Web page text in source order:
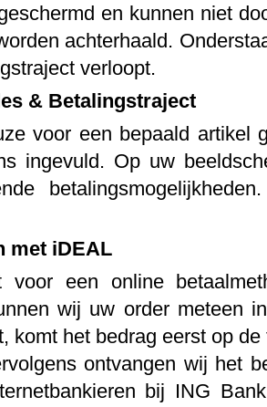
en kunnen niet
achterhaald.
verloopt.
& Betalingstraject
voor een bepaald artikel
ingevuld. Op uw
met iDEAL
voor een online
wij uw order meteen
komt het bedrag eerst op
ontvangen wij het
bij ING